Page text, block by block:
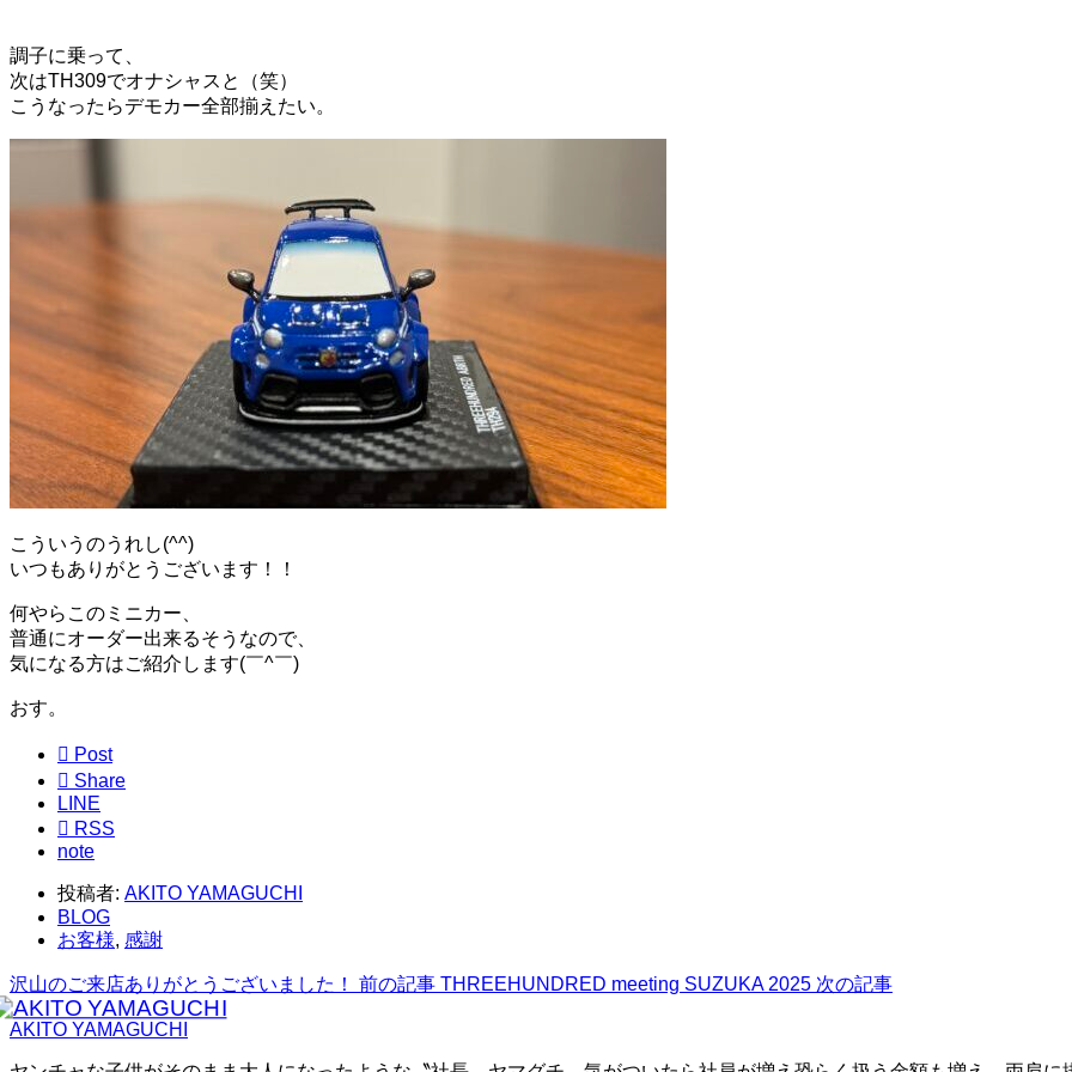
調子に乗って、
次はTH309でオナシャスと（笑）
こうなったらデモカー全部揃えたい。
こういうのうれし(^^)
いつもありがとうございます！！
何やらこのミニカー、
普通にオーダー出来るそうなので、
気になる方はご紹介します(￣^￣)ゞ
おす。
 Post
 Share
LINE
 RSS
note
投稿者: AKITO YAMAGUCHI
BLOG
お客様, 感謝
沢山のご来店ありがとうございました！ 前の記事 THREEHUNDRED meeting SUZUKA 2025 次の記事
AKITO YAMAGUCHI